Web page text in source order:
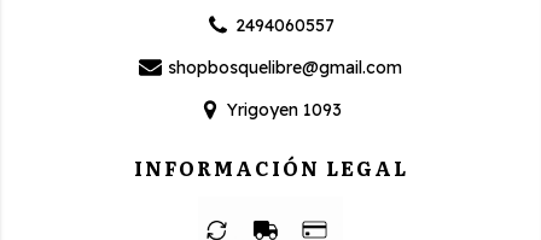
2494060557
shopbosquelibre@gmail.com
Yrigoyen 1093
INFORMACIÓN LEGAL